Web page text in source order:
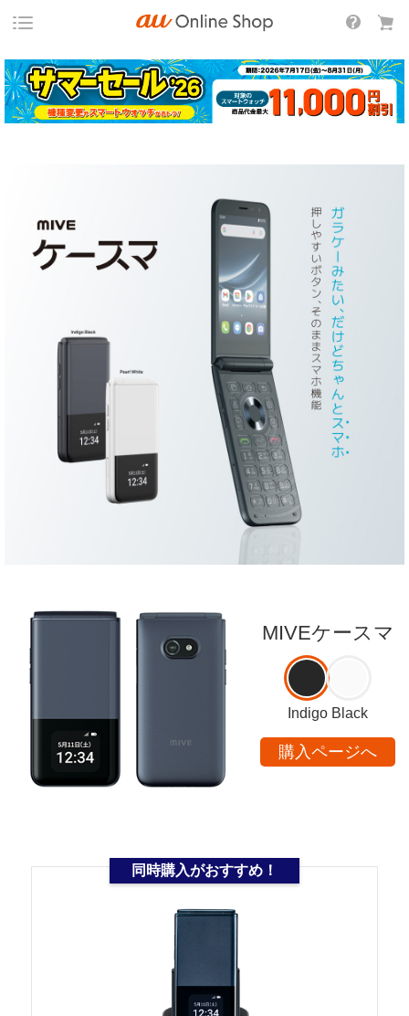
MIVEケースマ
Indigo Black
購入ページへ
同時購入がおすすめ！